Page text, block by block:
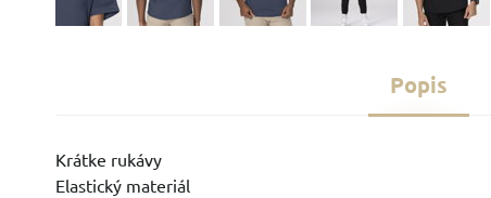
Popis
Krátke rukávy
Elastický materiál